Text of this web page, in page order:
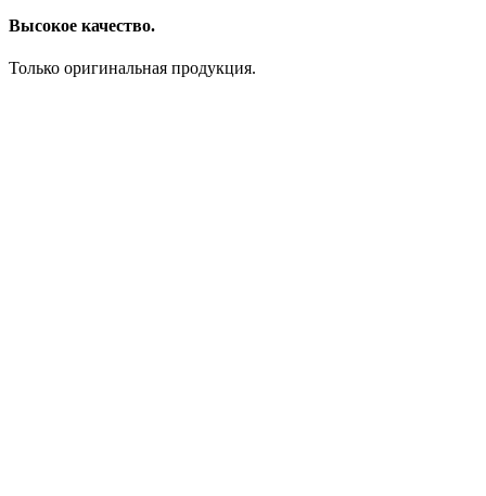
Высокое качество.
Только оригинальная продукция.